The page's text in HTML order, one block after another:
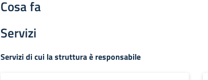
Cosa fa
Servizi
Servizi di cui la struttura è responsabile